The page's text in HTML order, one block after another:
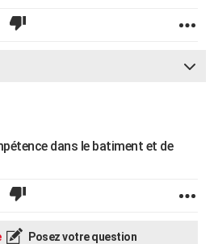
dans le batiment et de
Posez votre question